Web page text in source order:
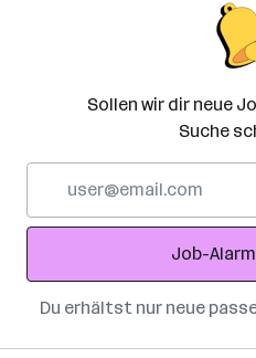
Sollen wir dir neue
Suche
Adresse
Job-
Du erhältst nur neue